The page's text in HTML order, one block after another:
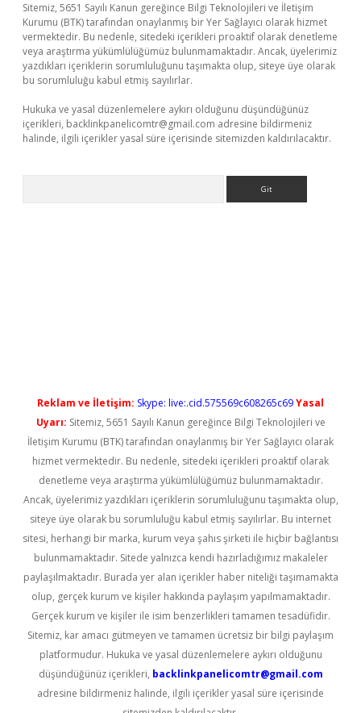
Sitemiz, 5651 Sayılı Kanun gereğince Bilgi Teknolojileri ve İletişim
Kurumu (BTK) tarafından onaylanmış bir Yer Sağlayıcı olarak hizmet
vermektedir. Bu nedenle, sitedeki içerikleri proaktif olarak denetleme
veya araştırma yükümlülüğümüz bulunmamaktadır. Ancak, üyelerimiz
yazdıkları içeriklerin sorumluluğunu taşımakta olup, siteye üye olarak
bu sorumluluğu kabul etmiş sayılırlar.
Hukuka ve yasal düzenlemelere aykırı olduğunu düşündüğünüz
içerikleri, backlinkpanelicomtr@gmail.com adresine bildirmeniz
halinde, ilgili içerikler yasal süre içerisinde sitemizden kaldırılacaktır.
Reklam ve İletişim: Skype: live:.cid.575569c608265c69Yasal
Uyarı: Sitemiz, 5651 Sayılı Kanun gereğince Bilgi Teknolojileri ve
İletişim Kurumu (BTK) tarafından onaylanmış bir Yer Sağlayıcı olarak
hizmet vermektedir. Bu nedenle, sitedeki içerikleri proaktif olarak
denetleme veya araştırma yükümlülüğümüz bulunmamaktadır.
Ancak, üyelerimiz yazdıkları içeriklerin sorumluluğunu taşımakta olup,
siteye üye olarak bu sorumluluğu kabul etmiş sayılırlar. Bu internet
sitesi, herhangi bir marka, kurum veya şahıs şirketi ile hiçbir bağlantısı
bulunmamaktadır. Sitede yalnızca kendi hazırladığımız makaleler
paylaşılmaktadır. Burada yer alan içerikler haber niteliği taşımamakta
olup, gerçek kurum ve kişiler hakkında paylaşım yapılmamaktadır.
Gerçek kurum ve kişiler ile isim benzerlikleri tamamen tesadüfidir.
Sitemiz, kar amacı gütmeyen ve tamamen ücretsiz bir bilgi paylaşım
platformudur. Hukuka ve yasal düzenlemelere aykırı olduğunu
düşündüğünüz içerikleri, backlinkpanelicomtr@gmail.com
adresine bildirmeniz halinde, ilgili içerikler yasal süre içerisinde